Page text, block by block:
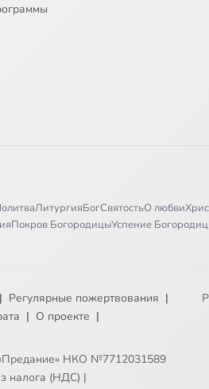
ЛитургияБогСвятостьО любви
Покров БогородицыУспение
| Регулярные пожертвования |
| О проекте |
НКО №7712031589
налога (НДС) |